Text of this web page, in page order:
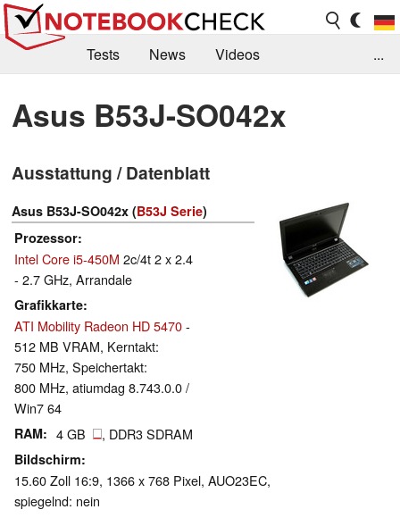
Tests News
Videos
Kaufberatung
Deals Suche
Jobs
Forum
...
Asus B53J-SO042x
Ausstattung / Datenblatt
Asus B53J-SO042x (B53J Serie)
Prozessor
Intel Core i5-450M 2c/4t 2 x 2.4
- 2.7 GHz, Arrandale
Grafikkarte
ATI Mobility Radeon HD 5470-
512 MB VRAM, Kerntakt:
750 MHz, Speichertakt:
800 MHz, atiumdag 8.743.0.0 /
Win7 64
RAM 4 GB , DDR3 SDRAM
Bildschirm
15.60 Zoll 16:9, 1366 x 768 Pixel, AUO23EC,
spiegelnd: nein